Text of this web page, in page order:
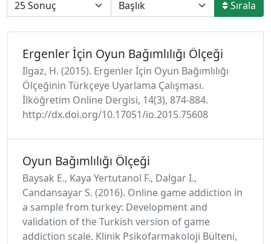
Sırala
Ergenler İçin Oyun Bağımlılığı Ölçeği
Ilgaz, H. (2015). Ergenler İçin Oyun Bağımlılığı
Ölçeğinin Türkçeye Uyarlama Çalışması.
İlköğretim Online Dergisi, 14(3), 874-884.
http://dx.doi.org/10.17051/io.2015.75608
Oyun Bağımlılığı Ölçeği
Baysak E., Kaya Yertutanol F., Dalgar I.,
Candansayar S. (2016). Online game addiction in
a sample from turkey: Development and
validation of the Turkish version of game
addiction scale. Klinik Psikofarmakoloji Bülteni,